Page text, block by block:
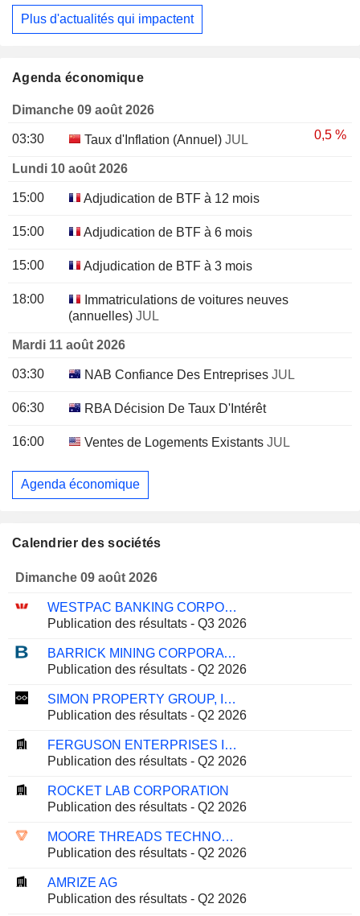
Plus d'actualités qui impactent
Agenda économique
Dimanche 09 août 2026
03:30 Taux d'Inflation (Annuel) JUL 0,5 %
Lundi 10 août 2026
15:00 Adjudication de BTF à 12 mois
15:00 Adjudication de BTF à 6 mois
15:00 Adjudication de BTF à 3 mois
18:00
Immatriculations de voitures neuves
(annuelles) JUL
Mardi 11 août 2026
03:30 NAB Confiance Des Entreprises JUL
06:30 RBA Décision De Taux D'Intérêt
16:00 Ventes de Logements Existants JUL
Agenda économique
Calendrier des sociétés
Dimanche 09 août 2026
WESTPAC BANKING CORPORATION
Publication des résultats - Q3 2026
BARRICK MINING CORPORATION
Publication des résultats - Q2 2026
SIMON PROPERTY GROUP, INC.
Publication des résultats - Q2 2026
FERGUSON ENTERPRISES INC.
Publication des résultats - Q2 2026
ROCKET LAB CORPORATION
Publication des résultats - Q2 2026
MOORE THREADS TECHNOLOGY CO., LTD.
Publication des résultats - Q2 2026
AMRIZE AG
Publication des résultats - Q2 2026